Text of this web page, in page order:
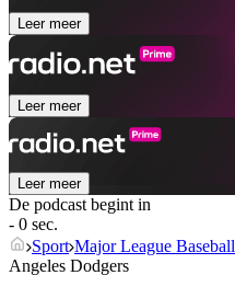
Leer meer
Leer meer
Leer meer
De podcast begint in
- 0 sec.
Sport Major League Baseball
Angeles Dodgers